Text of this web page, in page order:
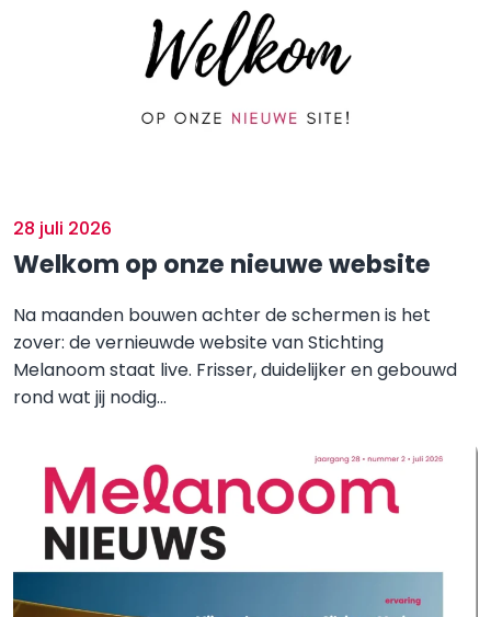
28 juli 2026
Welkom op onze nieuwe website
Na maanden bouwen achter de schermen is het
zover: de vernieuwde website van Stichting
Melanoom staat live. Frisser, duidelijker en gebouwd
rond wat jij nodig...